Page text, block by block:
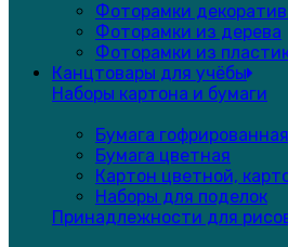
Фоторамки
Фоторамки из дерева
Фоторамки из
Канцтовары для учёбы
Наборы картона и бумаги
Бумага
Бумага цветная
Картон цветной,
Наборы для поделок
Принадлежности для